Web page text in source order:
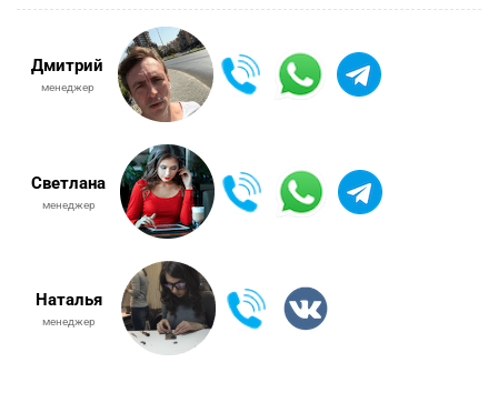
Дмитрий
менеджер
Светлана
менеджер
Наталья
менеджер